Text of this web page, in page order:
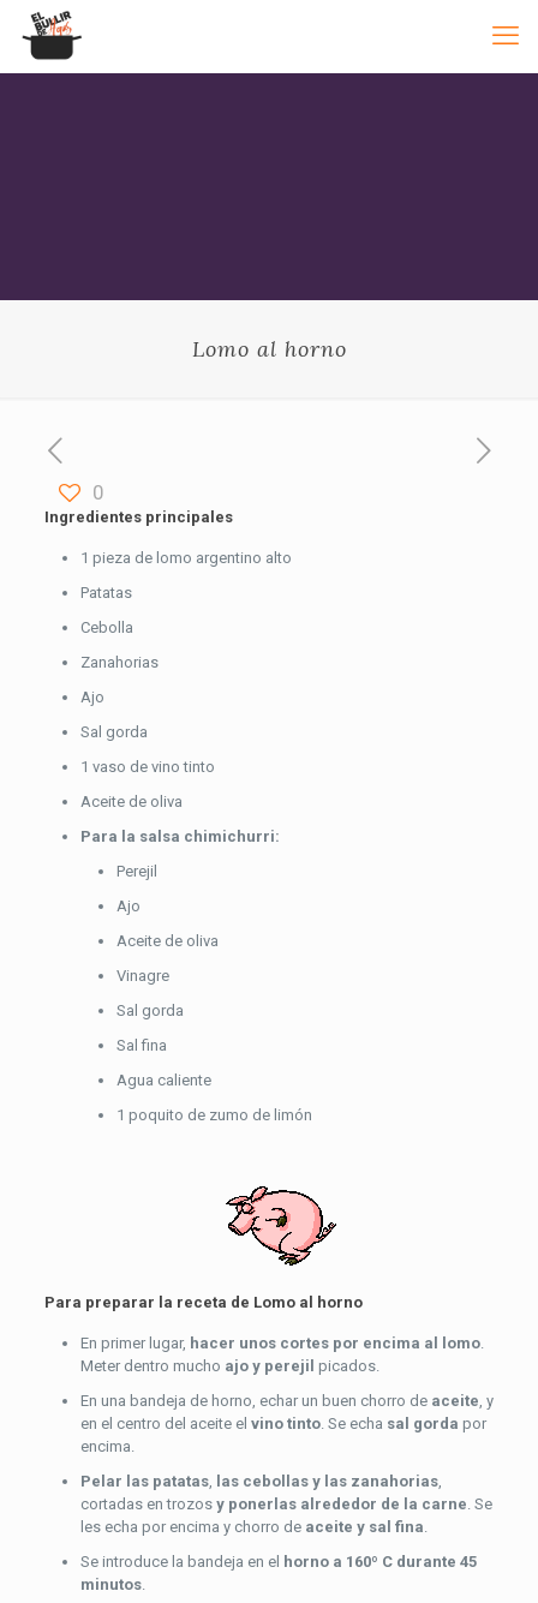
Lomo al horno
0
Ingredientes principales
1 pieza de lomo argentino alto
Patatas
Cebolla
Zanahorias
Ajo
Sal gorda
1 vaso de vino tinto
Aceite de oliva
Para la salsa chimichurri:
Perejil
Ajo
Aceite de oliva
Vinagre
Sal gorda
Sal fina
Agua caliente
1 poquito de zumo de limón
Para preparar la receta de Lomo al horno
En primer lugar, hacer unos cortes por encima al lomo.
Meter dentro mucho ajo y perejil picados.
En una bandeja de horno, echar un buen chorro de aceite, y
en el centro del aceite el vino tinto. Se echa sal gorda por
encima.
Pelar las patatas, las cebollas y las zanahorias,
cortadas en trozos y ponerlas alrededor de la carne. Se
les echa por encima y chorro de aceite y sal fina.
Se introduce la bandeja en el horno a 160º C durante 45
minutos.